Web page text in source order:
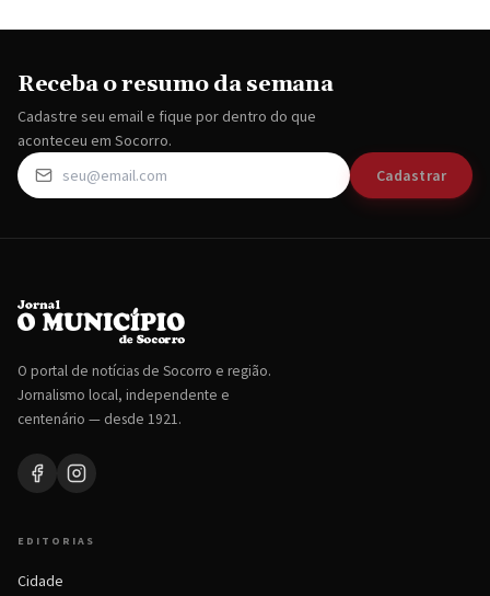
Receba o resumo da semana
Cadastre seu email e fique por dentro do que
aconteceu em Socorro.
Cadastrar
O portal de notícias de Socorro e região.
Jornalismo local, independente e
centenário — desde 1921.
EDITORIAS
Cidade